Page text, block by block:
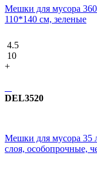
Мешки для мусора
110*140 см, зеленые
4.5
10
+
DEL3520
Мешки для мусора 35
слоя, особопрочные,